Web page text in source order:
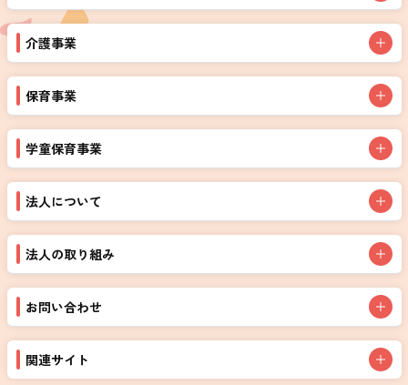
介護事業
保育事業
学童保育事業
法人について
法人の取り組み
お問い合わせ
関連サイト